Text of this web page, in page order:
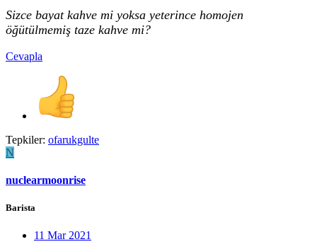
Sizce bayat kahve mi yoksa yeterince homojen
öğütülmemiş taze kahve mi?
Cevapla
Tepkiler: ofarukgulte
N
nuclearmoonrise
Barista
11 Mar 2021